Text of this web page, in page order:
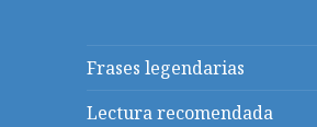
Frases legendarias
Lectura recomendada